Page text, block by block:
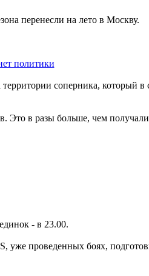
перенесли на лето в Москву.
политики
соперника, который в
Это в разы больше, чем
- в 23.00.
уже проведенных боях,